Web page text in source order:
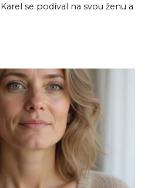
se podíval na svou ženu a